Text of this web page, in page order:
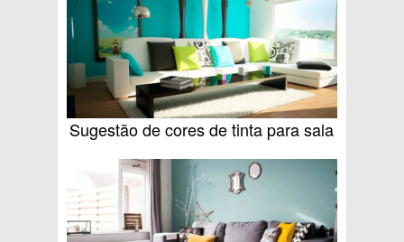
Sugestão de cores de tinta para sala